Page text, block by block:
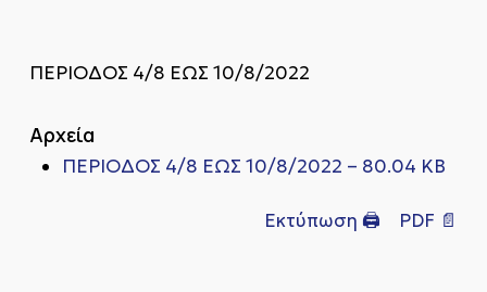
ΠΕΡΙΟΔΟΣ 4/8 ΕΩΣ 10/8/2022
Αρχεία
ΠΕΡΙΟΔΟΣ 4/8 ΕΩΣ 10/8/2022 – 80.04 KB
Εκτύπωση 🖨 PDF 📄